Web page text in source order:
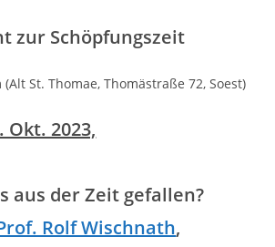
zur Schöpfungszeit
St. Thomae, Thomästraße 72, Soest)
Okt. 2023,
aus der Zeit gefallen?
Rolf Wischnath,